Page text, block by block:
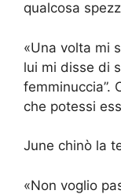
qualcosa
«Una volta mi
lui mi disse di
femminuccia”.
che potessi
June chinò la
«Non voglio